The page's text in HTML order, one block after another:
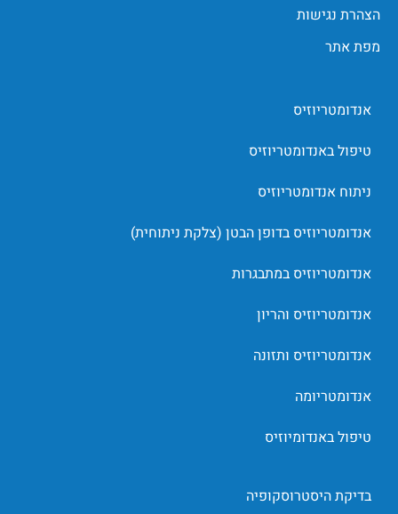
הצהרת נגישות
מפת אתר
אנדומטריוזיס
טיפול באנדומטריוזיס
ניתוח אנדומטריוזיס
אנדומטריוזיס בדופן הבטן (צלקת ניתוחית)
אנדומטריוזיס במתבגרות
אנדומטריוזיס והריון
אנדומטריוזיס ותזונה
אנדומטריומה
טיפול באנדומיוזיס
בדיקת היסטרוסקופיה